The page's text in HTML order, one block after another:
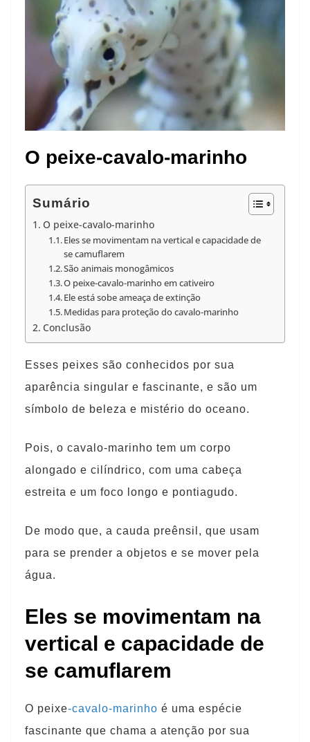
O peixe-cavalo-marinho
Sumário
O peixe-cavalo-marinho
Eles se movimentam na vertical e capacidade de
se camuflarem
São animais monogâmicos
O peixe-cavalo-marinho em cativeiro
Ele está sobe ameaça de extinção
Medidas para proteção do cavalo-marinho
Conclusão
Esses peixes são conhecidos por sua
aparência singular e fascinante, e são um
símbolo de beleza e mistério do oceano.
Pois, o cavalo-marinho tem um corpo
alongado e cilíndrico, com uma cabeça
estreita e um foco longo e pontiagudo.
De modo que, a cauda preênsil, que usam
para se prender a objetos e se mover pela
água.
Eles se movimentam na
vertical e capacidade de
se camuflarem
O peixe-cavalo-marinho é uma espécie
fascinante que chama a atenção por sua